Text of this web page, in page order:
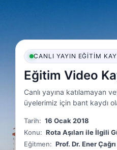
CANLI YAYIN EĞITIM
Eğitim Video
Canlı yayına katılamayan
üyelerimiz için bant kaydı
Tarih: 16 Ocak 2018
Konu: Rota Aşıları ile İlgili
Eğitmen: Prof. Dr. Ener